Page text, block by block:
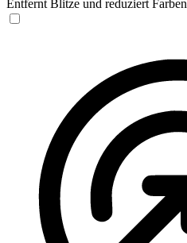
Entfernt Blitze und reduziert Farben